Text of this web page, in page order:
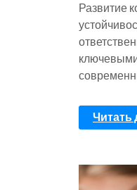
Развитие
Читать